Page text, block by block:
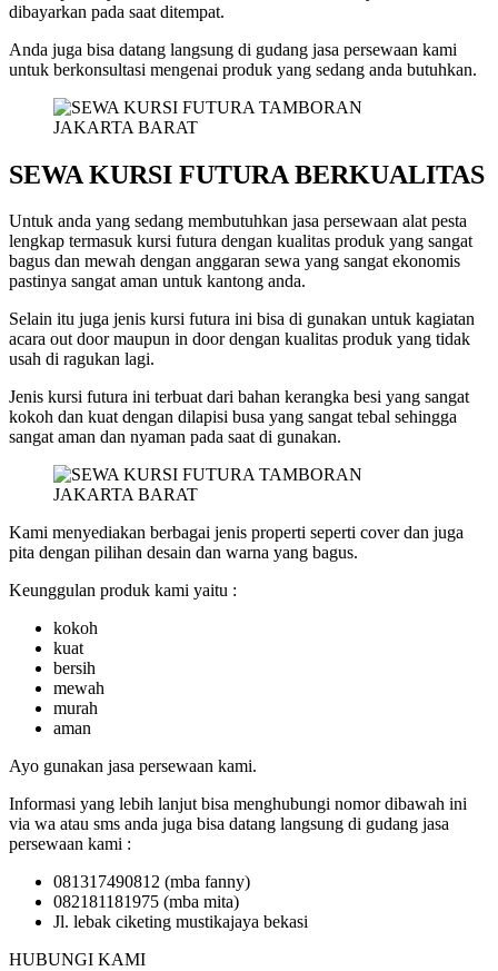
dibayarkan pada saat ditempat.
Anda juga bisa datang langsung di gudang jasa persewaan kami
untuk berkonsultasi mengenai produk yang sedang anda butuhkan.
SEWA KURSI FUTURA BERKUALITAS
Untuk anda yang sedang membutuhkan jasa persewaan alat pesta
lengkap termasuk kursi futura dengan kualitas produk yang sangat
bagus dan mewah dengan anggaran sewa yang sangat ekonomis
pastinya sangat aman untuk kantong anda.
Selain itu juga jenis kursi futura ini bisa di gunakan untuk kagiatan
acara out door maupun in door dengan kualitas produk yang tidak
usah di ragukan lagi.
Jenis kursi futura ini terbuat dari bahan kerangka besi yang sangat
kokoh dan kuat dengan dilapisi busa yang sangat tebal sehingga
sangat aman dan nyaman pada saat di gunakan.
Kami menyediakan berbagai jenis properti seperti cover dan juga
pita dengan pilihan desain dan warna yang bagus.
Keunggulan produk kami yaitu :
kokoh
kuat
bersih
mewah
murah
aman
Ayo gunakan jasa persewaan kami.
Informasi yang lebih lanjut bisa menghubungi nomor dibawah ini
via wa atau sms anda juga bisa datang langsung di gudang jasa
persewaan kami :
081317490812 (mba fanny)
082181181975 (mba mita)
Jl. lebak ciketing mustikajaya bekasi
HUBUNGI KAMI